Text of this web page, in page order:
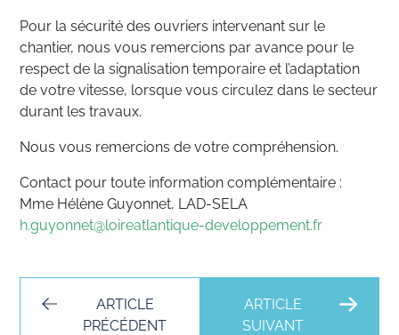
Pour la sécurité des ouvriers intervenant sur le
chantier, nous vous remercions par avance pour le
respect de la signalisation temporaire et l’adaptation
de votre vitesse, lorsque vous circulez dans le secteur
durant les travaux.
Nous vous remercions de votre compréhension.
Contact pour toute information complémentaire :
Mme Hélène Guyonnet, LAD-SELA
h.guyonnet@loireatlantique-developpement.fr
ARTICLE
PRÉCÉDENT
ARTICLE
SUIVANT